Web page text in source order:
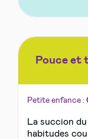
Pouce et
Petite enfance :
La succion
habitudes